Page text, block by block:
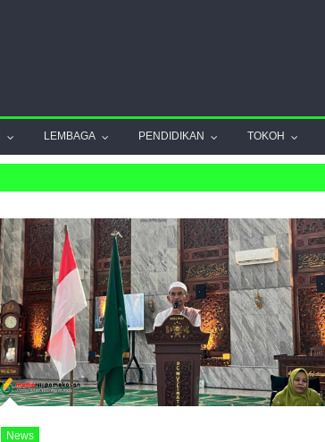
LEMBAGA PENDIDIKAN TOKOH
News